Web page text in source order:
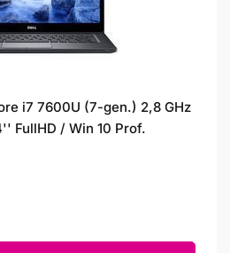
i7 7600U (7-gen.) 2,8 GHz
FullHD / Win 10 Prof.